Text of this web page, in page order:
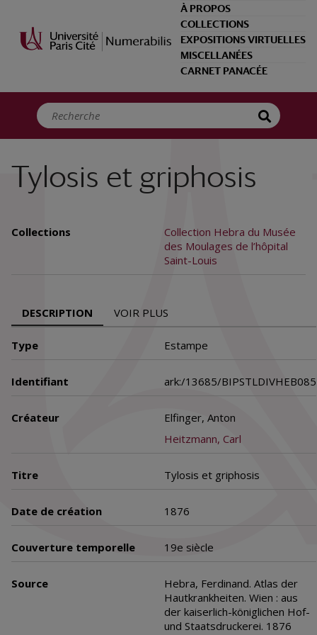
À PROPOS
COLLECTIONS
EXPOSITIONS VIRTUELLES
MISCELLANÉES
CARNET PANACÉE
Tylosis et griphosis
Collections
Collection Hebra du Musée
des Moulages de l’hôpital
Saint-Louis
DESCRIPTION VOIR PLUS
Type Estampe
Identifiant ark:/13685/BIPSTLDIVHEB085
Créateur
Elfinger, Anton
Heitzmann, Carl
Titre Tylosis et griphosis
Date de création 1876
Couverture temporelle 19e siècle
Source
Hebra, Ferdinand. Atlas der
Hautkrankheiten. Wien : aus
der kaiserlich-königlichen Hof-
und Staatsdruckerei. 1876